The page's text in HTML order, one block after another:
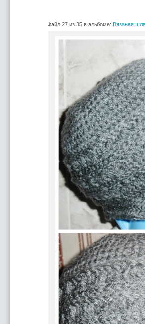
Файл 27 из 35 в альбоме: Вязаная